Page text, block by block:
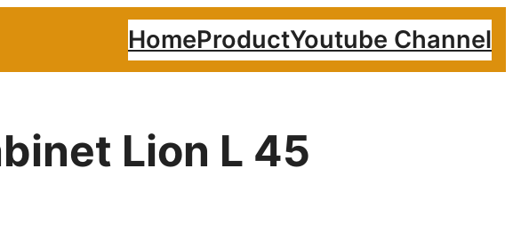
HomeProductYoutube Channel
Lion L 45